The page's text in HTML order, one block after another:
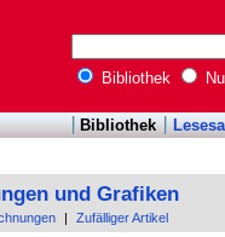
Bibliothek
Bibliothek
und Grafiken
Zufälliger Artikel